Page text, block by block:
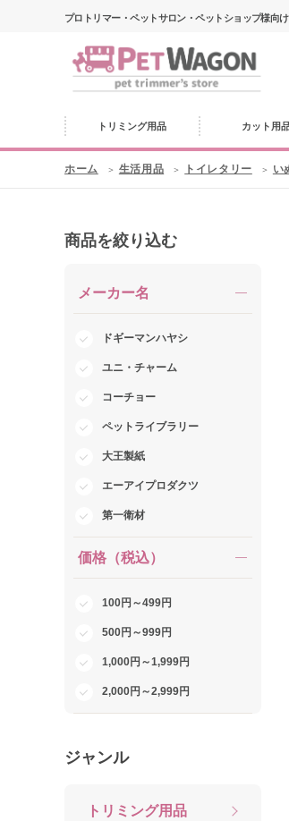
プロトリマー・ペットサロン・ペットショップ様向
トリミング用品 カット用
ホーム 生活用品 トイレタリー い
商品を絞り込む
メーカー名
ドギーマンハヤシ
ユニ・チャーム
コーチョー
ペットライブラリー
大王製紙
エーアイプロダクツ
第一衛材
価格（税込）
100円～499円
500円～999円
1,000円～1,999円
2,000円～2,999円
ジャンル
トリミング用品